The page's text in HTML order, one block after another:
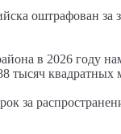
оштрафован за
в 2026 году
тысяч квадратных
за